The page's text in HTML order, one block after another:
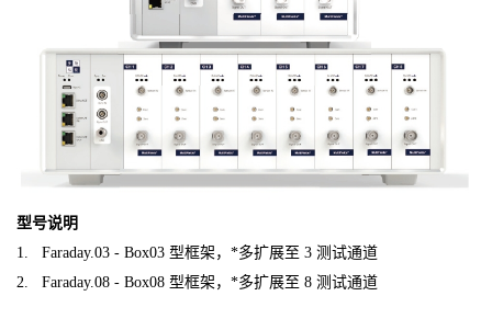
型号说明
1. Faraday.03 - Box03 型框架，*多扩展至 3 测试通道
2. Faraday.08 - Box08 型框架，*多扩展至 8 测试通道